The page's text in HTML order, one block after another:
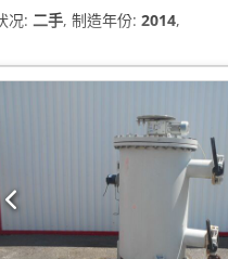
况: 二手, 制造年份: 2014,